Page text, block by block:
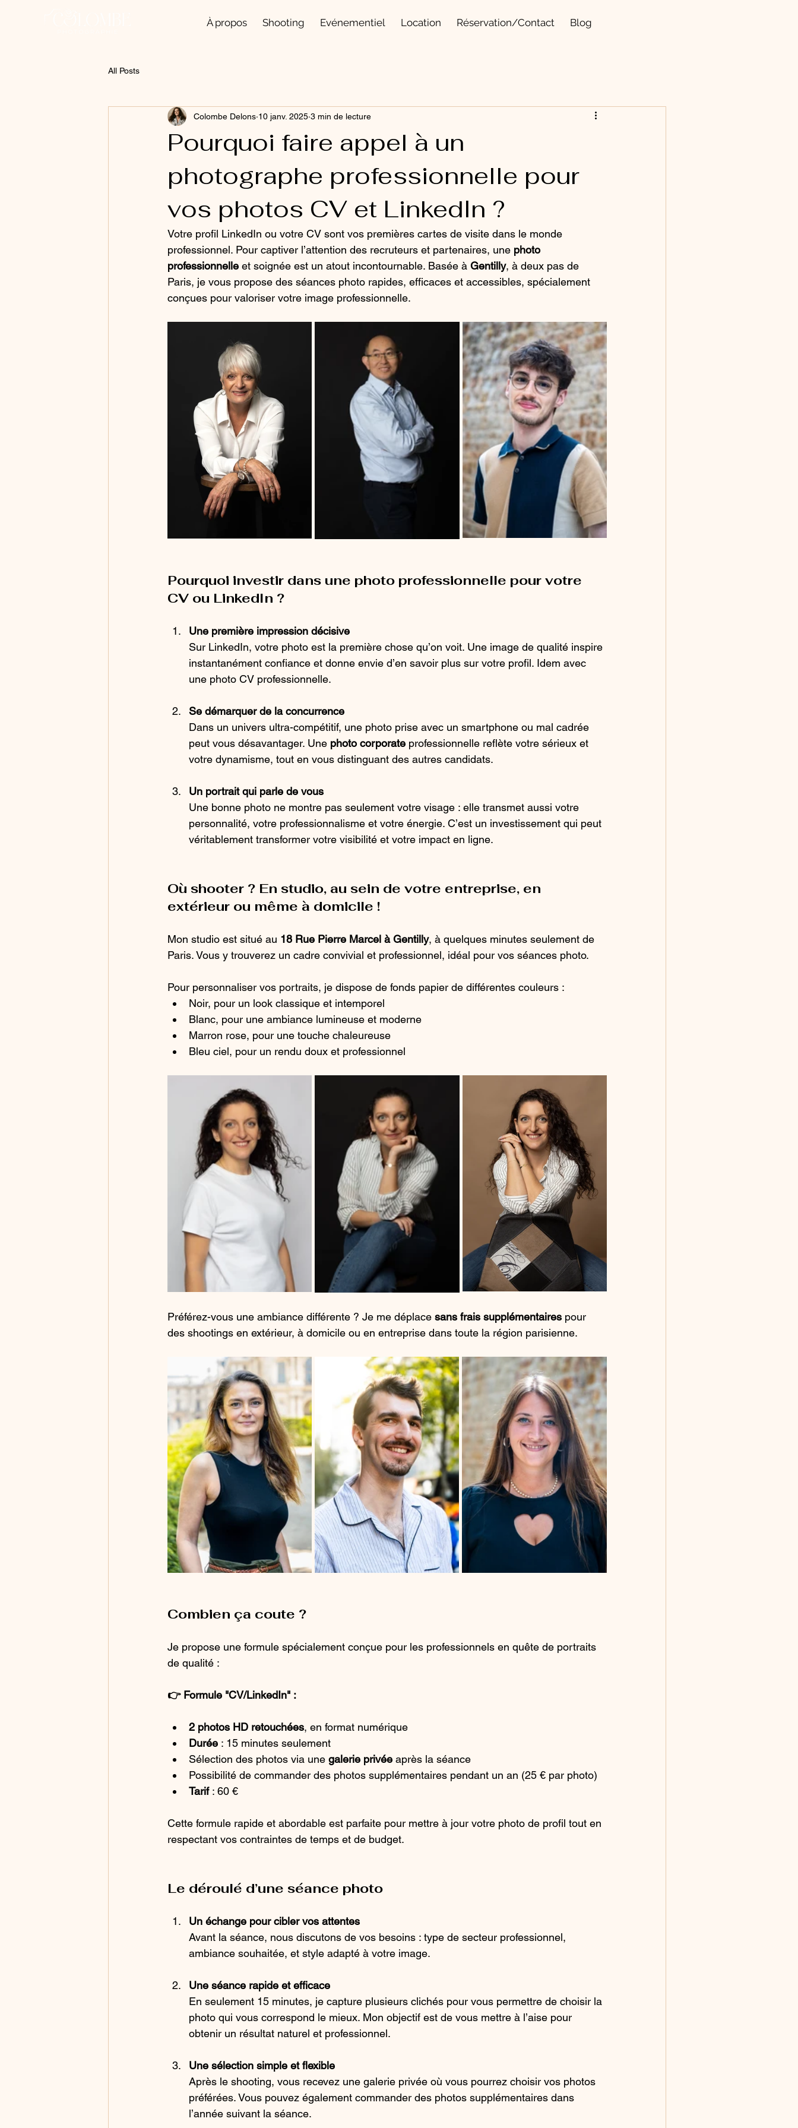
À propos Shooting Evénementiel Location Réservation/Contact Blog
All Posts
Pourquoi faire appel à un
photographe professionnelle pour
vos photos CV et LinkedIn ?
Colombe Delons 10 janv. 2025 3 min de lecture
Votre profil LinkedIn ou votre CV sont vos premières cartes de visite dans le monde
professionnel. Pour captiver l’attention des recruteurs et partenaires, une photo
professionnelle et soignée est un atout incontournable. Basée à Gentilly, à deux pas de
Paris, je vous propose des séances photo rapides, efficaces et accessibles, spécialement
conçues pour valoriser votre image professionnelle.
Pourquoi investir dans une photo professionnelle pour votre
CV ou LinkedIn ?
Une première impression décisive
Sur LinkedIn, votre photo est la première chose qu’on voit. Une image de qualité inspire
instantanément confiance et donne envie d’en savoir plus sur votre profil. Idem avec
une photo CV professionnelle.
Se démarquer de la concurrence
Dans un univers ultra-compétitif, une photo prise avec un smartphone ou mal cadrée
peut vous désavantager. Une photo corporate professionnelle reflète votre sérieux et
votre dynamisme, tout en vous distinguant des autres candidats.
Un portrait qui parle de vous
Une bonne photo ne montre pas seulement votre visage : elle transmet aussi votre
personnalité, votre professionnalisme et votre énergie. C’est un investissement qui peut
véritablement transformer votre visibilité et votre impact en ligne.
Où shooter ? En studio, au sein de votre entreprise, en
extérieur ou même à domicile !
Mon studio est situé au 18 Rue Pierre Marcel à Gentilly, à quelques minutes seulement de
Paris. Vous y trouverez un cadre convivial et professionnel, idéal pour vos séances photo.
Pour personnaliser vos portraits, je dispose de fonds papier de différentes couleurs :
Noir, pour un look classique et intemporel
Blanc, pour une ambiance lumineuse et moderne
Marron rose, pour une touche chaleureuse
Bleu ciel, pour un rendu doux et professionnel
Préférez-vous une ambiance différente ? Je me déplace sans frais supplémentaires pour
des shootings en extérieur, à domicile ou en entreprise dans toute la région parisienne.
Combien ça coute ?
Je propose une formule spécialement conçue pour les professionnels en quête de portraits
de qualité :
👉 Formule "CV/LinkedIn" :
2 photos HD retouchées, en format numérique
Durée : 15 minutes seulement
Sélection des photos via une galerie privée après la séance
Possibilité de commander des photos supplémentaires pendant un an (25 € par photo)
Tarif : 60 €
Cette formule rapide et abordable est parfaite pour mettre à jour votre photo de profil tout en
respectant vos contraintes de temps et de budget.
Le déroulé d’une séance photo
Un échange pour cibler vos attentes
Avant la séance, nous discutons de vos besoins : type de secteur professionnel,
ambiance souhaitée, et style adapté à votre image.
Une séance rapide et efficace
En seulement 15 minutes, je capture plusieurs clichés pour vous permettre de choisir la
photo qui vous correspond le mieux. Mon objectif est de vous mettre à l’aise pour
obtenir un résultat naturel et professionnel.
Une sélection simple et flexible
Après le shooting, vous recevez une galerie privée où vous pourrez choisir vos photos
préférées. Vous pouvez également commander des photos supplémentaires dans
l’année suivant la séance.